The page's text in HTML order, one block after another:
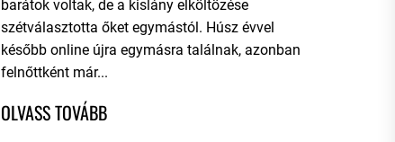
barátok voltak, de a kislány elköltözése
szétválasztotta őket egymástól. Húsz évvel
később online újra egymásra találnak, azonban
felnőttként már...